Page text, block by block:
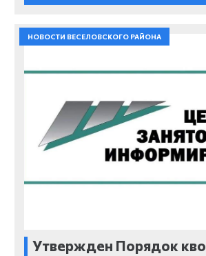
НОВОСТИ ВЕСЕЛОВСКОГО РАЙОНА
Утвержден Порядок